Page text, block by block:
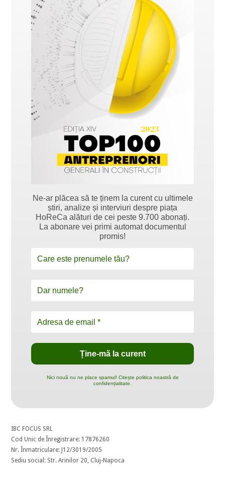
Ne-ar plăcea să te ținem la curent cu ultimele
știri, analize și interviuri despre piața
HoReCa alături de cei peste 9.700 abonați.
La abonare vei primi automat documentul
promis!
Nici nouă nu ne place spamul! Citește politica noastră de
confidențialitate.
IBC FOCUS SRL
Cod Unic de Înregistrare: 17876260
Nr. Înmatriculare: J12/3019/2005
Sediu social: Str. Arinilor 20, Cluj-Napoca